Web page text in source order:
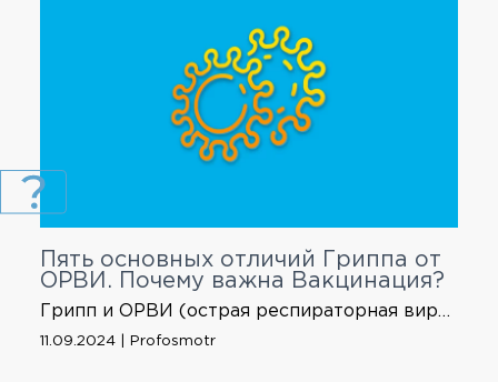
Пять основных отличий Гриппа от
ОРВИ. Почему важна Вакцинация?
Грипп и ОРВИ (острая респираторная вирусная инфекция) являются вирусными заболеваниями, однако между ними есть несколько ключевых отличий. • Симптомы: При гриппе симптомы развиваются очень быстро и часто начинаются с высокой температуры тела, головной боли, мышечных болей, кашля и насморка. В некоторых случаях может появиться рвота и диарея. Симптомы ОРВИ обычно проявляются медленнее и могут включать […]
11.09.2024 | Profosmotr